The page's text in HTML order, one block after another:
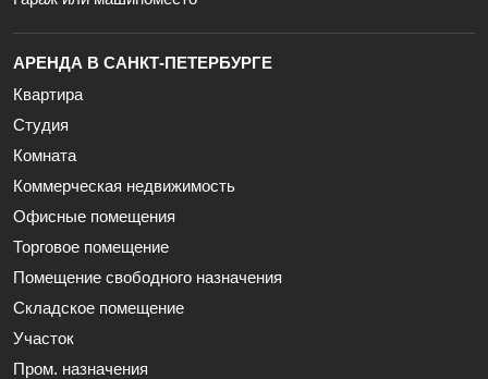
АРЕНДА В САНКТ-ПЕТЕРБУРГЕ
Квартира
Студия
Комната
Коммерческая недвижимость
Офисные помещения
Торговое помещение
Помещение свободного назначения
Складское помещение
Участок
Пром. назначения